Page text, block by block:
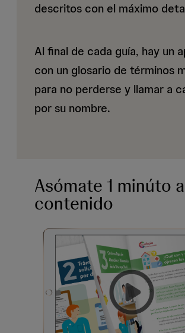
descritos con el máximo
Al final de cada guía, hay un
con un glosario de términos
para no perderse y llamar a
por su nombre.
Asómate 1 minúto
contenido